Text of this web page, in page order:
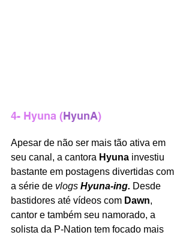
4- Hyuna (HyunA)
Apesar de não ser mais tão ativa em
seu canal, a cantora Hyuna investiu
bastante em postagens divertidas com
a série de vlogs Hyuna-ing. Desde
bastidores até vídeos com Dawn,
cantor e também seu namorado, a
solista da P-Nation tem focado mais